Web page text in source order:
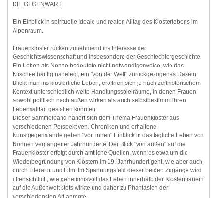
DIE GEGENWART:
Ein Einblick in spirituelle Ideale und realen Alltag des Klosterlebens im
Alpenraum.
Frauenklöster rücken zunehmend ins Interesse der
Geschichtswissenschaft und insbesondere der Geschlechtergeschichte.
Ein Leben als Nonne bedeutete nicht notwendigerweise, wie das
Klischee häufig nahelegt, ein "von der Welt" zurückgezogenes Dasein.
Blickt man ins klösterliche Leben, eröffnen sich je nach zeithistorischem
Kontext unterschiedlich weite Handlungsspielräume, in denen Frauen
sowohl politisch nach außen wirken als auch selbstbestimmt ihren
Lebensalltag gestalten konnten.
Dieser Sammelband nähert sich dem Thema Frauenklöster aus
verschiedenen Perspektiven. Chroniken und erhaltene
Kunstgegenstände geben "von innen" Einblick in das tägliche Leben von
Nonnen vergangener Jahrhunderte. Der Blick "von außen" auf die
Frauenklöster erfolgt durch amtliche Quellen, wenn es etwa um die
Wiederbegründung von Klöstern im 19. Jahrhundert geht, wie aber auch
durch Literatur und Film. Im Spannungsfeld dieser beiden Zugänge wird
offensichtlich, wie geheimnisvoll das Leben innerhalb der Klostermauern
auf die Außenwelt stets wirkte und daher zu Phantasien der
verschiedensten Art anregte.